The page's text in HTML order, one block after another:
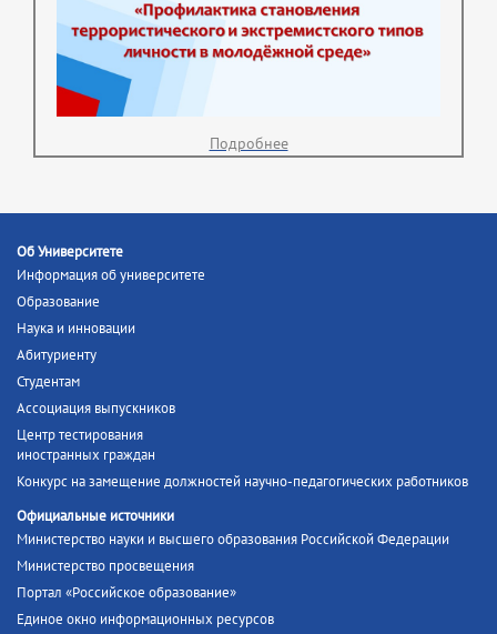
Подробнее
Об Университете
Информация об университете
Образование
Наука и инновации
Абитуриенту
Студентам
Ассоциация выпускников
Центр тестирования
иностранных граждан
Конкурс на замещение должностей научно-педагогических работников
Официальные источники
Министерство науки и высшего образования Российской Федерации
Министерство просвещения
Портал «Российское образование»
Единое окно информационных ресурсов